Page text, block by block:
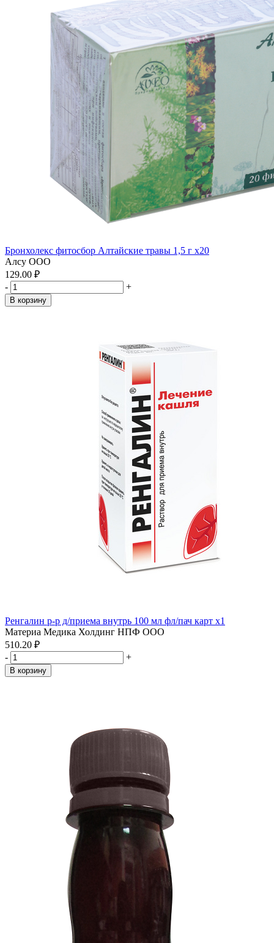
Бронхолекс фитосбор Алтайские травы 1,5 г x20
Алсу ООО
129.00 ₽
-
+
В корзину
Ренгалин р-р д/приема внутрь 100 мл фл/пач карт x1
Материа Медика Холдинг НПФ ООО
510.20 ₽
-
+
В корзину